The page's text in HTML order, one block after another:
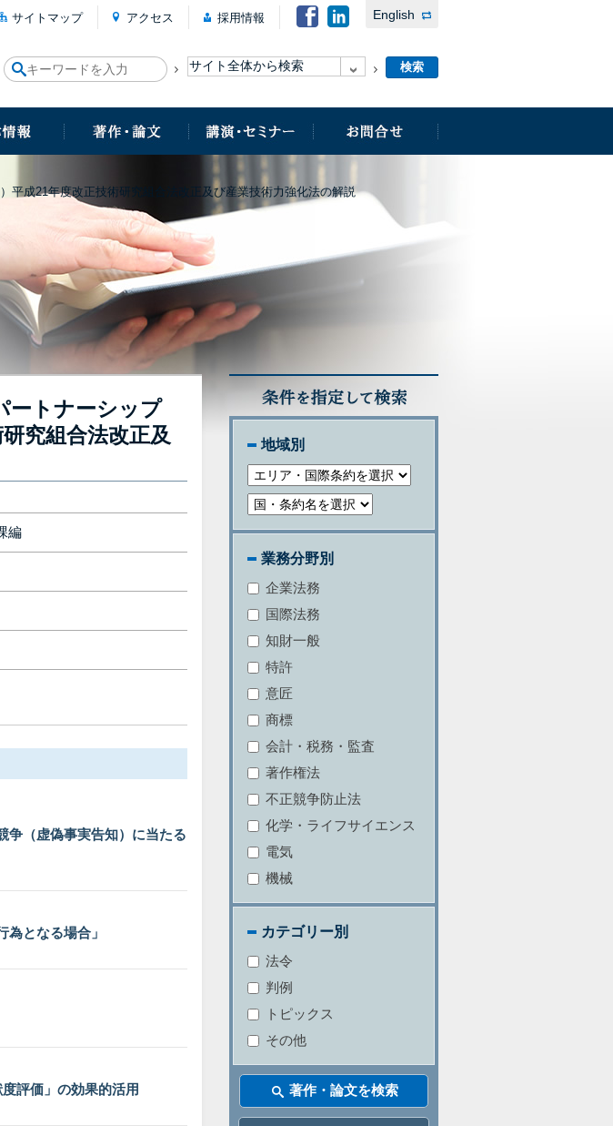
サイトマップ アクセス 採用情報 English
平成21年度改正技術研究組合法改正及び産業技術力強化法の解説
ートナーシップ
究組合法改正及
編
（虚偽事実告知）に当たる
となる場合」
評価」の効果的活用
地域別
業務分野別
企業法務
国際法務
知財一般
特許
意匠
商標
会計・税務・監査
著作権法
不正競争防止法
化学・ライフサイエンス
電気
機械
カテゴリー別
法令
判例
トピックス
その他